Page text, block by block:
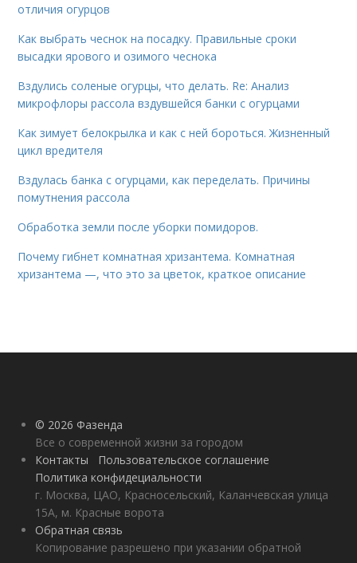
отличия огурцов
Как выбрать чеснок на посадку. Правильные сроки
высадки ярового и озимого чеснока
Вздулись соленые огурцы, что делать. Re: Анализ
микрофлоры рассола вздувшейся банки с огурцами
Как зимует белокрылка и как с ней бороться. Жизненный
цикл вредителя
Вздулась банка с огурцами, как переделать. Причины
помутнения рассола
Обработка земли после уборки помидоров.
Почему гибнет комнатная хризантема. Комнатная
хризантема —, что это за цветок, краткое описание
© 2026 Фазенда
Все о современной жизни за городом
Контакты
Пользовательское соглашение
Политика конфидециальности
г. Москва, ЦАО, Красносельский, Каланчевская улица
15А, м. Красные ворота
Обратная связь
Копирование разрешено при указании обратной